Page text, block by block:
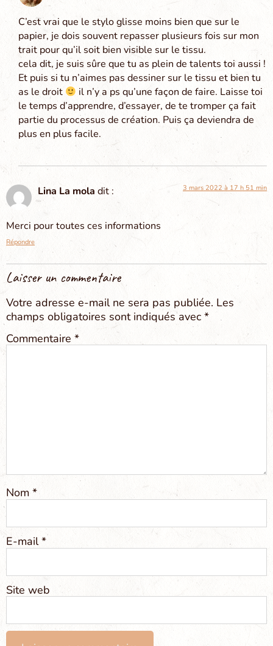
C’est vrai que le stylo glisse moins bien que sur le
papier, je dois souvent repasser plusieurs fois sur mon
trait pour qu’il soit bien visible sur le tissu.
cela dit, je suis sûre que tu as plein de talents toi aussi !
Et puis si tu n’aimes pas dessiner sur le tissu et bien tu
as le droit
il n’y a ps qu’une façon de faire. Laisse toi
le temps d’apprendre, d’essayer, de te tromper ça fait
partie du processus de création. Puis ça deviendra de
plus en plus facile.
Lina La mola dit : 3 mars 2022 à 17 h 51 min
Merci pour toutes ces informations
Répondre
Laisser un commentaire
Votre adresse e-mail ne sera pas publiée. Les
champs obligatoires sont indiqués avec *
Commentaire *
Nom *
E-mail*
Site web